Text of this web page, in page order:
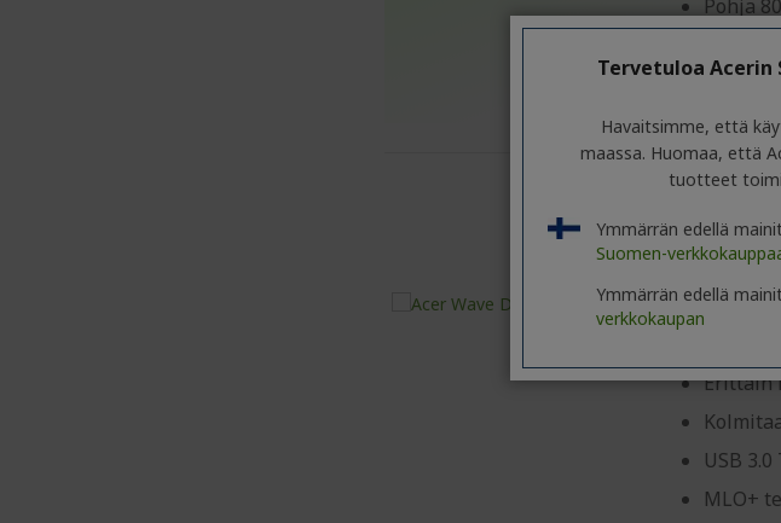
Pohja
Acer
Erittäin
USB
MLO+
Tervetuloa Acerin
Havaitsimme, että
maassa. Huomaa, että
tuotteet
Ymmärrän edellä
Suomen-
Ymmärrän edellä
verkkokaupan